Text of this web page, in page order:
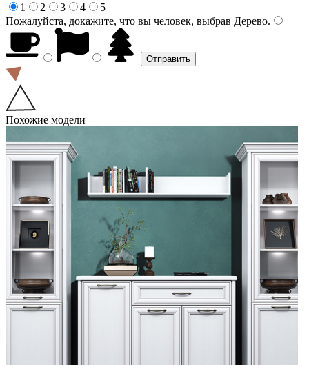
1
2 3 4
5
Пожалуйста, докажите, что вы человек, выбрав Дерево.
Похожие модели